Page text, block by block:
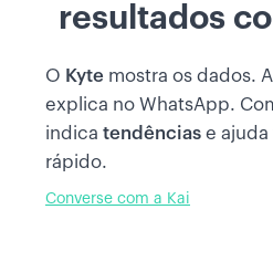
resultados
O Kyte mostra os dados. A
explica no WhatsApp.
indica tendências e ajuda
rápido.
Converse com a Kai